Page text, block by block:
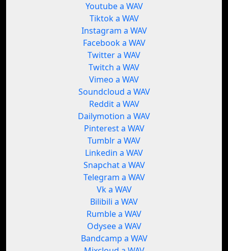
Youtube a WAV
Tiktok a WAV
Instagram a WAV
Facebook a WAV
Twitter a WAV
Twitch a WAV
Vimeo a WAV
Soundcloud a WAV
Reddit a WAV
Dailymotion a WAV
Pinterest a WAV
Tumblr a WAV
Linkedin a WAV
Snapchat a WAV
Telegram a WAV
Vk a WAV
Bilibili a WAV
Rumble a WAV
Odysee a WAV
Bandcamp a WAV